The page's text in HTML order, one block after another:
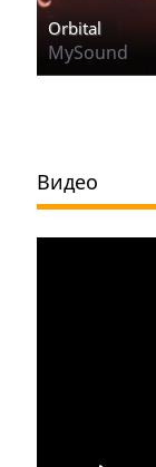
Orbital
MySound
Видео